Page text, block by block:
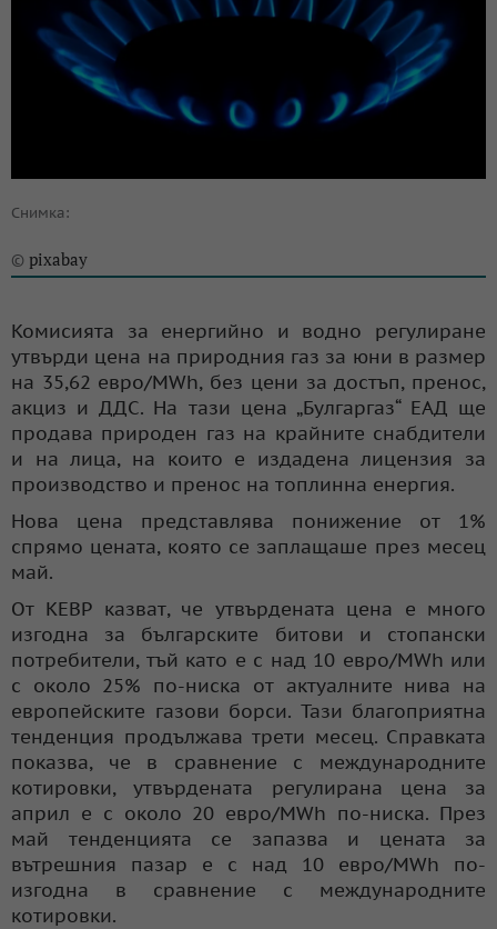
Снимка:
© pixabay
Комисията за енергийно и водно регулиране
утвърди цена на природния газ за юни в размер
на 35,62 евро/MWh, без цени за достъп, пренос,
акциз и ДДС. На тази цена „Булгаргаз“ ЕАД ще
продава природен газ на крайните снабдители
и на лица, на които е издадена лицензия за
производство и пренос на топлинна енергия.
Нова цена представлява понижение от 1%
спрямо цената, която се заплащаше през месец
май.
От КЕВР казват, че утвърдената цена е много
изгодна за българските битови и стопански
потребители, тъй като е с над 10 евро/MWh или
с около 25% по-ниска от актуалните нива на
европейските газови борси. Тази благоприятна
тенденция продължава трети месец. Справката
показва, че в сравнение с международните
котировки, утвърдената регулирана цена за
април е с около 20 евро/MWh по-ниска. През
май тенденцията се запазва и цената за
вътрешния пазар е с над 10 евро/MWh по-
изгодна в сравнение с международните
котировки.